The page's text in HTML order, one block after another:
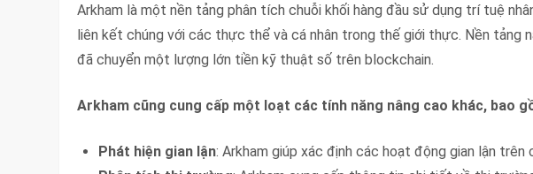
Arkham là một nền tảng phân tích chuỗi khối hàng đầu sử dụng trí tuệ
liên kết chúng với các thực thể và cá nhân trong thế giới thực. Nền tảng
đã chuyển một lượng lớn tiền kỹ thuật số trên blockchain.
Arkham cũng cung cấp một loạt các tính năng nâng cao khác, bao
Phát hiện gian lận: Arkham giúp xác định các hoạt động gian lận